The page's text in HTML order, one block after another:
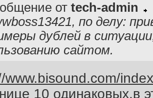
от tech-admin
по делу:
дублей в
сайтом.
www.bisound.com/
10 одинаковых,в